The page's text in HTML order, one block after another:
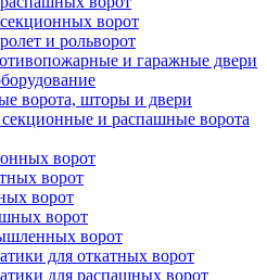
ворот
и рольворот
и гаражные двери
ворота, шторы и двери
и распашные ворота
ворот
ворот
ворот
ворот
ворот
для откатных ворот
для распашных ворот